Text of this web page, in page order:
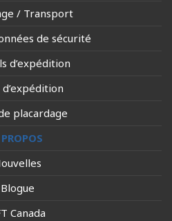
/ Transport
de sécurité
d’expédition
d’expédition
placardage
Blogue
Canada